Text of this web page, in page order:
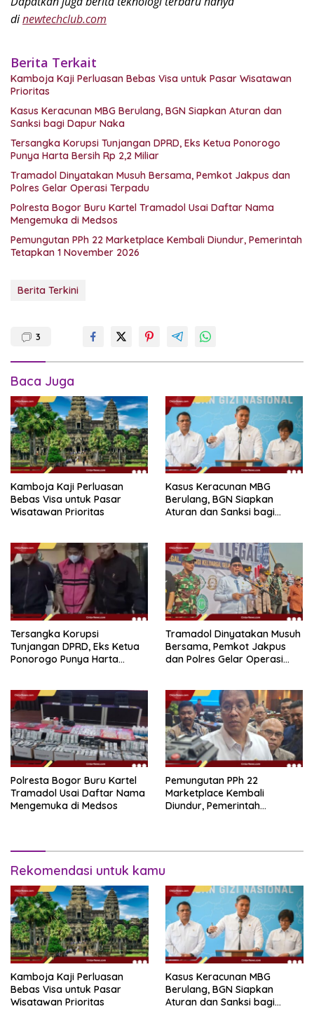
dinewtechclub.com
Berita Terkait
Kamboja Kaji Perluasan Bebas Visa untuk Pasar Wisatawan
Prioritas
Kasus Keracunan MBG Berulang, BGN Siapkan Aturan dan
Sanksi bagi Dapur Naka
Tersangka Korupsi Tunjangan DPRD, Eks Ketua Ponorogo
Punya Harta Bersih Rp 2,2 Miliar
Tramadol Dinyatakan Musuh Bersama, Pemkot Jakpus dan
Polres Gelar Operasi Terpadu
Polresta Bogor Buru Kartel Tramadol Usai Daftar Nama
Mengemuka di Medsos
Pemungutan PPh 22 Marketplace Kembali Diundur, Pemerintah
Tetapkan 1 November 2026
Berita Terkini
3
Baca Juga
Kamboja Kaji Perluasan
Bebas Visa untuk Pasar
Wisatawan Prioritas
Kasus Keracunan MBG
Berulang, BGN Siapkan
Aturan dan Sanksi bagi
Tersangka Korupsi
Tunjangan DPRD, Eks Ketua
Ponorogo Punya Harta
Tramadol Dinyatakan Musuh
Bersama, Pemkot Jakpus
dan Polres Gelar Operasi
Polresta Bogor Buru Kartel
Tramadol Usai Daftar Nama
Mengemuka di Medsos
Pemungutan PPh 22
Marketplace Kembali
Diundur, Pemerintah
Rekomendasi untuk kamu
Kamboja Kaji Perluasan
Bebas Visa untuk Pasar
Wisatawan Prioritas
Kasus Keracunan MBG
Berulang, BGN Siapkan
Aturan dan Sanksi bagi